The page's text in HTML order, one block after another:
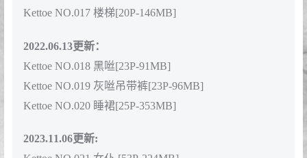
2021.03.31更新：
2021.09.22更新：
Kettoe NO.014 杨贵妃[32P-38MB]
Kettoe NO.015 OL秘书[40P-44MB]
2021.12.22更新：